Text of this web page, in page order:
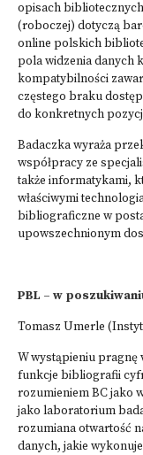
opisach
(roboczej) dotyczą
online polskich
pola widzenia danych
kompatybilności
częstego braku
do konkretnych
Badaczka wyraża
współpracy ze
także informatykami,
właściwymi
bibliograficzne w
upowszechnionym
PBL – w
Tomasz Umerle
W wystąpieniu pragnę
funkcje bibliografii
rozumieniem BC jako
jako laboratorium
rozumiana otwartość
danych, jakie